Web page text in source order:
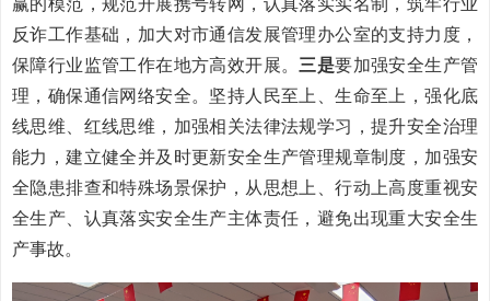
赢的模范，规范开展携号转网，认真落实实名制，筑牢行业
反诈工作基础，加大对市通信发展管理办公室的支持力度，
保障行业监管工作在地方高效开展。 三是要加强安全生产管
理，确保通信网络安全。坚持人民至上、生命至上，强化底
线思维、红线思维，加强相关法律法规学习，提升安全治理
能力，建立健全并及时更新安全生产管理规章制度，加强安
全隐患排查和特殊场景保护，从思想上、行动上高度重视安
全生产、认真落实安全生产主体责任，避免出现重大安全生
产事故。